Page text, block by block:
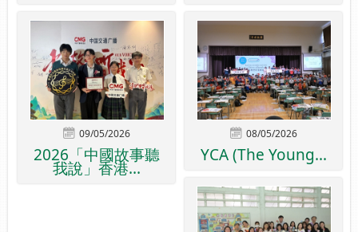
09/05/2026
2026「中國故事聽
我說」香港...
08/05/2026
YCA (The Young...